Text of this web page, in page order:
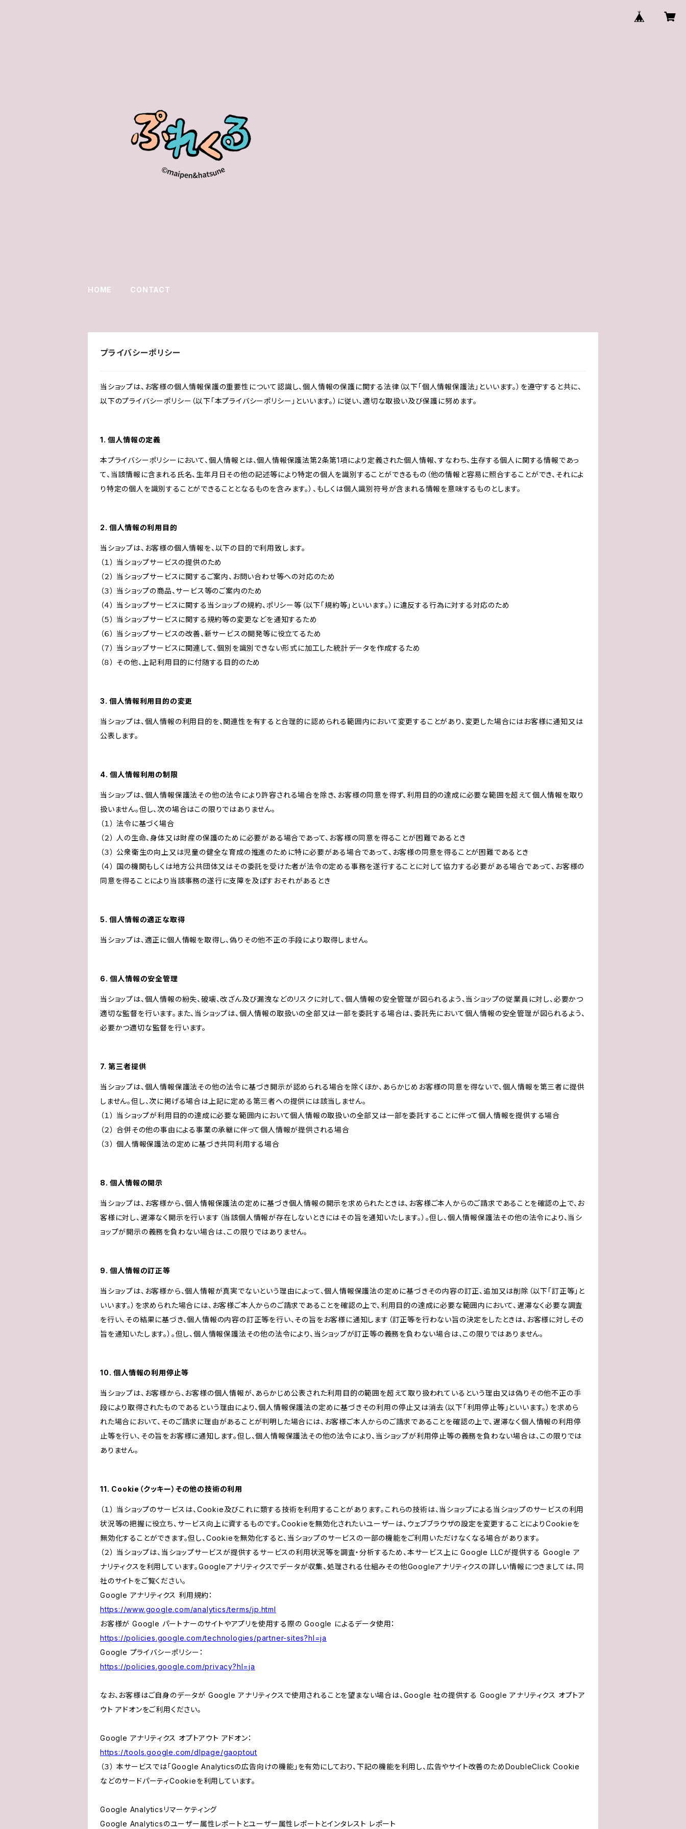
HOME CONTACT
プライバシーポリシー
当ショップは、お客様の個人情報保護の重要性について認識し、個人情報の保護に関する法律（以下「個人情報保護法」といいます。）を遵守すると共に、
以下のプライバシーポリシー（以下「本プライバシーポリシー」といいます。）に従い、適切な取扱い及び保護に努めます。
1. 個人情報の定義
本プライバシーポリシーにおいて、個人情報とは、個人情報保護法第2条第1項により定義された個人情報、すなわち、生存する個人に関する情報であっ
て、当該情報に含まれる氏名、生年月日その他の記述等により特定の個人を識別することができるもの（他の情報と容易に照合することができ、それによ
り特定の個人を識別することができることとなるものを含みます。）、もしくは個人識別符号が含まれる情報を意味するものとします。
2. 個人情報の利用目的
当ショップは、お客様の個人情報を、以下の目的で利用致します。
（１） 当ショップサービスの提供のため
（２） 当ショップサービスに関するご案内、お問い合わせ等への対応のため
（３） 当ショップの商品、サービス等のご案内のため
（４） 当ショップサービスに関する当ショップの規約、ポリシー等（以下「規約等」といいます。）に違反する行為に対する対応のため
（５） 当ショップサービスに関する規約等の変更などを通知するため
（６） 当ショップサービスの改善、新サービスの開発等に役立てるため
（７） 当ショップサービスに関連して、個別を識別できない形式に加工した統計データを作成するため
（８） その他、上記利用目的に付随する目的のため
3. 個人情報利用目的の変更
当ショップは、個人情報の利用目的を、関連性を有すると合理的に認められる範囲内において変更することがあり、変更した場合にはお客様に通知又は
公表します。
4. 個人情報利用の制限
当ショップは、個人情報保護法その他の法令により許容される場合を除き、お客様の同意を得ず、利用目的の達成に必要な範囲を超えて個人情報を取り
扱いません。但し、次の場合はこの限りではありません。
（１） 法令に基づく場合
（２） 人の生命、身体又は財産の保護のために必要がある場合であって、お客様の同意を得ることが困難であるとき
（３） 公衆衛生の向上又は児童の健全な育成の推進のために特に必要がある場合であって、お客様の同意を得ることが困難であるとき
（４） 国の機関もしくは地方公共団体又はその委託を受けた者が法令の定める事務を遂行することに対して協力する必要がある場合であって、お客様の
同意を得ることにより当該事務の遂行に支障を及ぼすおそれがあるとき
5. 個人情報の適正な取得
当ショップは、適正に個人情報を取得し、偽りその他不正の手段により取得しません。
6. 個人情報の安全管理
当ショップは、個人情報の紛失、破壊、改ざん及び漏洩などのリスクに対して、個人情報の安全管理が図られるよう、当ショップの従業員に対し、必要かつ
適切な監督を行います。また、当ショップは、個人情報の取扱いの全部又は一部を委託する場合は、委託先において個人情報の安全管理が図られるよう、
必要かつ適切な監督を行います。
7. 第三者提供
当ショップは、個人情報保護法その他の法令に基づき開示が認められる場合を除くほか、あらかじめお客様の同意を得ないで、個人情報を第三者に提供
しません。但し、次に掲げる場合は上記に定める第三者への提供には該当しません。
（１） 当ショップが利用目的の達成に必要な範囲内において個人情報の取扱いの全部又は一部を委託することに伴って個人情報を提供する場合
（２） 合併その他の事由による事業の承継に伴って個人情報が提供される場合
（３） 個人情報保護法の定めに基づき共同利用する場合
8. 個人情報の開示
当ショップは、お客様から、個人情報保護法の定めに基づき個人情報の開示を求められたときは、お客様ご本人からのご請求であることを確認の上で、お
客様に対し、遅滞なく開示を行います（当該個人情報が存在しないときにはその旨を通知いたします。）。但し、個人情報保護法その他の法令により、当シ
ョップが開示の義務を負わない場合は、この限りではありません。
9. 個人情報の訂正等
当ショップは、お客様から、個人情報が真実でないという理由によって、個人情報保護法の定めに基づきその内容の訂正、追加又は削除（以下「訂正等」と
いいます。）を求められた場合には、お客様ご本人からのご請求であることを確認の上で、利用目的の達成に必要な範囲内において、遅滞なく必要な調査
を行い、その結果に基づき、個人情報の内容の訂正等を行い、その旨をお客様に通知します（訂正等を行わない旨の決定をしたときは、お客様に対しその
旨を通知いたします。）。但し、個人情報保護法その他の法令により、当ショップが訂正等の義務を負わない場合は、この限りではありません。
10. 個人情報の利用停止等
当ショップは、お客様から、お客様の個人情報が、あらかじめ公表された利用目的の範囲を超えて取り扱われているという理由又は偽りその他不正の手
段により取得されたものであるという理由により、個人情報保護法の定めに基づきその利用の停止又は消去（以下「利用停止等」といいます。）を求めら
れた場合において、そのご請求に理由があることが判明した場合には、お客様ご本人からのご請求であることを確認の上で、遅滞なく個人情報の利用停
止等を行い、その旨をお客様に通知します。但し、個人情報保護法その他の法令により、当ショップが利用停止等の義務を負わない場合は、この限りでは
ありません。
11. Cookie（クッキー）その他の技術の利用
（１） 当ショップのサービスは、Cookie及びこれに類する技術を利用することがあります。これらの技術は、当ショップによる当ショップのサービスの利用
状況等の把握に役立ち、サービス向上に資するものです。Cookieを無効化されたいユーザーは、ウェブブラウザの設定を変更することによりCookieを
無効化することができます。但し、Cookieを無効化すると、当ショップのサービスの一部の機能をご利用いただけなくなる場合があります。
（２） 当ショップは、当ショップサービスが提供するサービスの利用状況等を調査・分析するため、本サービス上に Google LLCが提供する Google ア
ナリティクスを利用しています。Googleアナリティクスでデータが収集、処理される仕組みその他Googleアナリティクスの詳しい情報につきましては、同
社のサイトをご覧ください。
Google アナリティクス 利用規約：
https://www.google.com/analytics/terms/jp.html
お客様が Google パートナーのサイトやアプリを使用する際の Google によるデータ使用：
https://policies.google.com/technologies/partner-sites?hl=ja
Google プライバシーポリシー：
https://policies.google.com/privacy?hl=ja
なお、お客様はご自身のデータが Google アナリティクスで使用されることを望まない場合は、Google 社の提供する Google アナリティクス オプトア
ウト アドオンをご利用ください。
Google アナリティクス オプトアウト アドオン：
https://tools.google.com/dlpage/gaoptout
（３） 本サービスでは「Google Analyticsの広告向けの機能」を有効にしており、下記の機能を利用し、広告やサイト改善のためDoubleClick Cookie
などのサードパーティCookieを利用しています。
Google Analyticsリマーケティング
Google Analyticsのユーザー属性レポートとユーザー属性レポートとインタレスト レポート